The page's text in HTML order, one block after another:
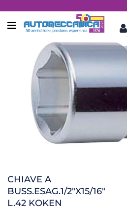
Open menu
CHIAVE A
BUSS.ESAG.1/2"X15/16"
L.42 KOKEN